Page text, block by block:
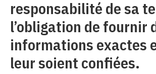
responsabilité de sa
l’obligation de fournir
informations exactes
leur soient confiées.